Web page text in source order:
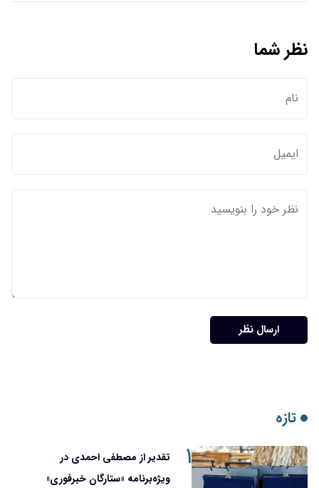
نظر شما
ارسال نظر
تازه
۱
تقدیر از مصطفی احمدی در
ویژه‌برنامه «ستارگان خبرفوری»